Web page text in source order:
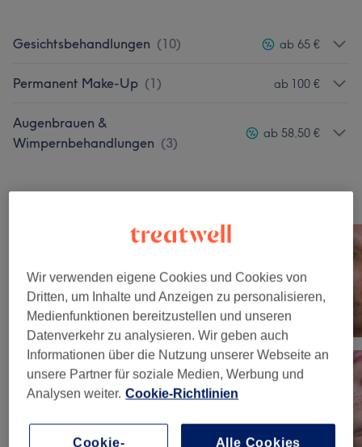
Gesichtsbehandlungen (10) ab 65 €
Permanent Make-Up (1) ab 100 €
Augenbrauen &
Wimpernbehandlungen (3)
ab 58,50 €
Unsere Arbeit
Wir verwenden eigene Cookies und Cookies von
Dritten, um Inhalte und Anzeigen zu personalisieren,
Medienfunktionen bereitzustellen und unseren
Datenverkehr zu analysieren. Wir geben auch
Informationen über die Nutzung unserer Webseite an
unsere Partner für soziale Medien, Werbung und
Analysen weiter. Cookie-Richtlinien
Cookie-
Alle Cookies